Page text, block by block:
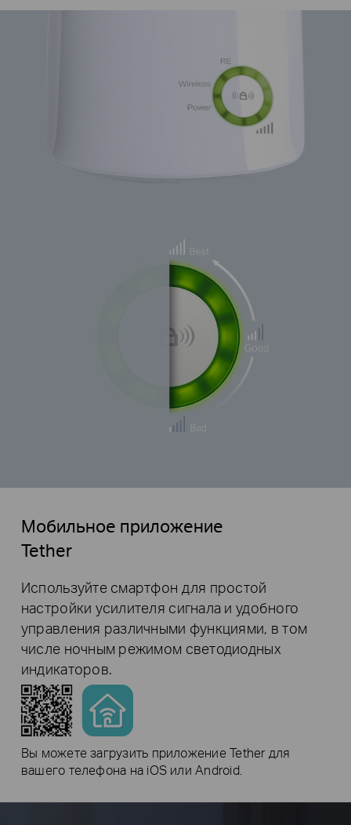
Мобильное приложение
Tether
Используйте смартфон для простой
настройки усилителя сигнала и удобного
управления различными функциями, в том
числе ночным режимом светодиодных
индикаторов.
Вы можете загрузить приложение Tether для
вашего телефона на iOS или Android.